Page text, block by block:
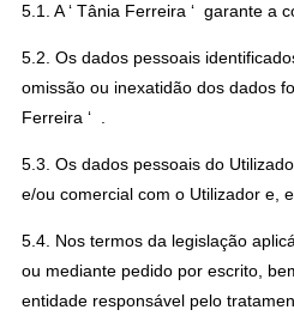
5.1. A ‘ Tânia Ferreira ‘ garante a
5.2. Os dados pessoais
omissão ou inexatidão dos dados
Ferreira ‘ .
5.3. Os dados pessoais do
e/ou comercial com o Utilizador e,
5.4. Nos termos da legislação
ou mediante pedido por escrito,
entidade responsável pelo